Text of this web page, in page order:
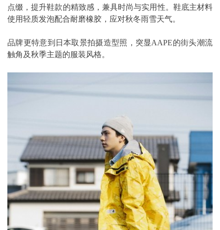
点缀，提升鞋款的精致感，兼具时尚与实用性。鞋底主材料
使用轻质发泡配合耐磨橡胶，应对秋冬雨雪天气。
品牌更特意到日本取景拍摄造型照，突显AAPE的街头潮流
触角及秋季主题的服装风格。